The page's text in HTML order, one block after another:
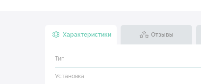
Характеристики Отзывы
Тип
Установка